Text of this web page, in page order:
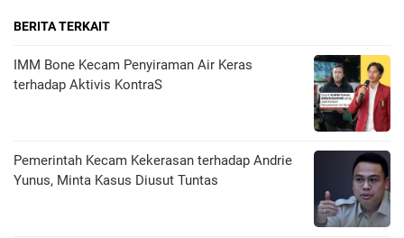
BERITA TERKAIT
IMM Bone Kecam Penyiraman Air Keras
terhadap Aktivis KontraS
Pemerintah Kecam Kekerasan terhadap Andrie
Yunus, Minta Kasus Diusut Tuntas